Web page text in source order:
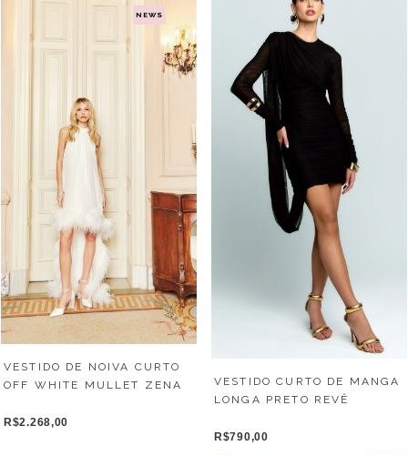
NEWS
VESTIDO DE NOIVA CURTO
OFF WHITE MULLET ZENA
R$2.268,00
VESTIDO CURTO DE MANGA
LONGA PRETO REVÊ
R$790,00